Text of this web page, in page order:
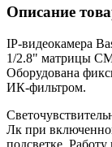
Описание
IP-видеокамера
1/2.8" матрицы
Оборудована
ИК-фильтром.
Лк при
подсветке.